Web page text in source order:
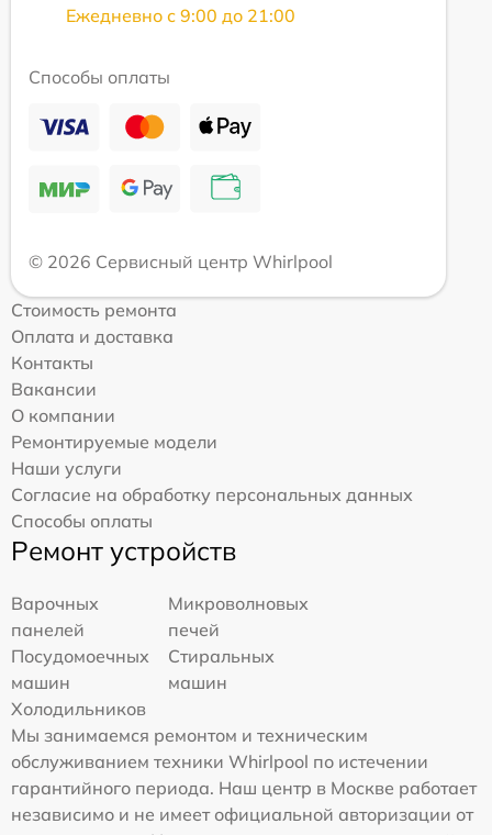
Ежедневно с 9:00 до 21:00
Способы оплаты
© 2026 Сервисный центр Whirlpool
Стоимость ремонта
Оплата и доставка
Контакты
Вакансии
О компании
Ремонтируемые модели
Наши услуги
Согласие на обработку персональных данных
Способы оплаты
Ремонт устройств
Варочных
панелей
Микроволновых
печей
Посудомоечных
машин
Стиральных
машин
Холодильников
Мы занимаемся ремонтом и техническим
обслуживанием техники Whirlpool по истечении
гарантийного периода. Наш центр в Москве работает
независимо и не имеет официальной авторизации от